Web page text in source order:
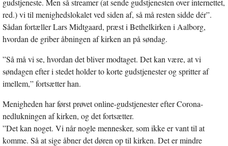
red.) vi til menighedslokalet ved siden af, så må resten sidde dér”.
Sådan fortæller Lars Midtgaard, præst i Bethelkirken i Aalborg,
hvordan de griber åbningen af kirken an på søndag.
”Så må vi se, hvordan det bliver modtaget. Det kan være, at vi
søndagen efter i stedet holder to korte gudstjenester og spritter af
imellem,” fortsætter han.
Menigheden har først prøvet online-gudstjenester efter Corona-
nedlukningen af kirken, og det fortsætter.
”Det kan noget. Vi når nogle mennesker, som ikke er vant til at
komme. Så at sige åbner det døren op til kirken. Det er mindre